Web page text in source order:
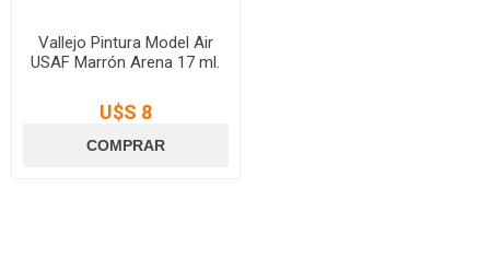
Vallejo Pintura Model Air
USAF Marrón Arena 17 ml.
U$S 8